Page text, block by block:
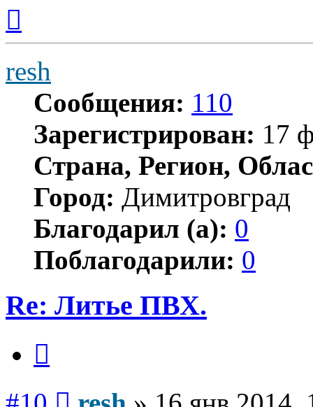
началу
resh
Сообщения: 110
Зарегистрирован: 17
Страна, Регион,
Город: Димитровград
Благодарил (а): 0
Поблагодарили: 0
Re: Литье ПВХ.